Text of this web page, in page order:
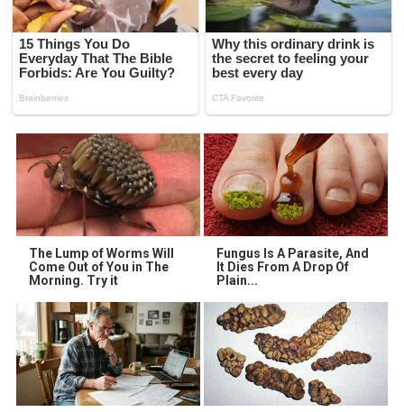
The Lump of Worms Will
Come Out of You in The
Morning. Try it
Fungus Is A Parasite, And
It Dies From A Drop Of
Plain...